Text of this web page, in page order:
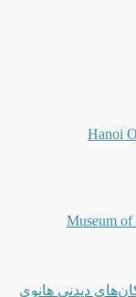
دیدنی هانوی